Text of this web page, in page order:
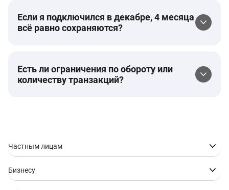
Если я подключился в декабре, 4 месяца
всё равно сохраняются?
Есть ли ограничения по обороту или
количеству транзакций?
Частным лицам
Бизнесу